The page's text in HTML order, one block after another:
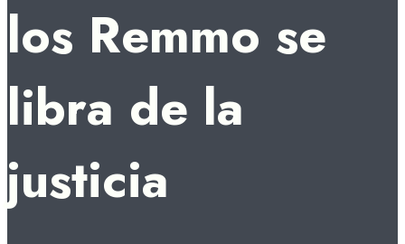
los Remmo se
libra de la
justicia